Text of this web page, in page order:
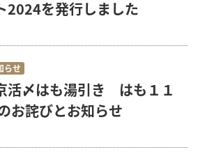
2024を発行しました
らせ
活〆はも湯引き はも１１
お詫びとお知らせ